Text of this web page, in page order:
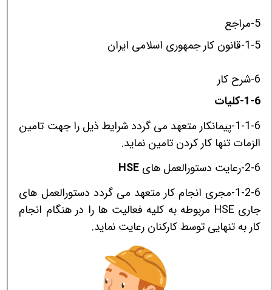
5-مراجع
1-5-قانون کار جمهوری اسلامی ایران
6-شرح کار
1-6-کلیات
1-1-6-پیمانکار متعهد می گردد شرایط ذیل را جهت تامین
الزمات تنها کار کردن تامین نماید.
2-6-رعایت دستورالعمل های
HSE
1-2-6-مجری انجام کار متعهد می گردد دستورالعمل های
جاری HSE مربوطه به کلیه فعالیت ها را در هنگام انجام
کار به تنهایی توسط کارکنان رعایت نماید.